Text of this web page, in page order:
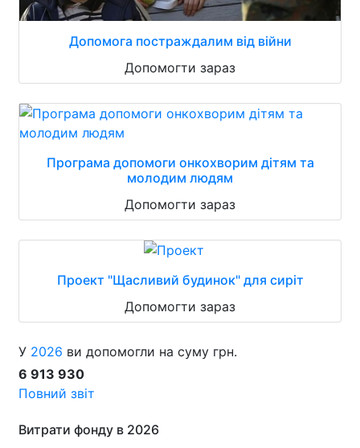
Допомога постраждалим від війни
Допомогти зараз
Програма допомоги онкохворим дітям та
молодим людям
Допомогти зараз
Проект "Щасливий будинок" для сиріт
Допомогти зараз
У 2026 ви допомогли на суму грн.
6 913 930
Повний звіт
Витрати фонду в 2026